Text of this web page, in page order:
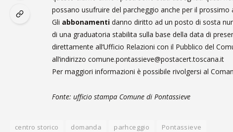
possano usufruire del parcheggio anche per il prossimo
Gli abbonamentidanno diritto ad un posto di sosta
di una graduatoria stabilita sulla base della data di
direttamente all’Ufficio Relazioni con il Pubblico del
all’indirizzo comune.pontassieve@postacert.toscana.it
Per maggiori informazioni è possibile rivolgersi al
Fonte: ufficio stampa Comune di Pontassieve
centro storico domanda parhceggio Pontassieve